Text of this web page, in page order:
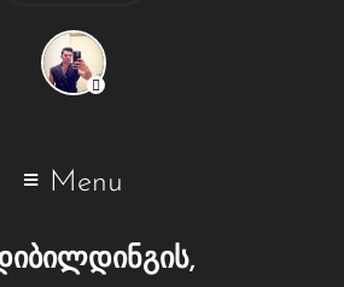
Menu